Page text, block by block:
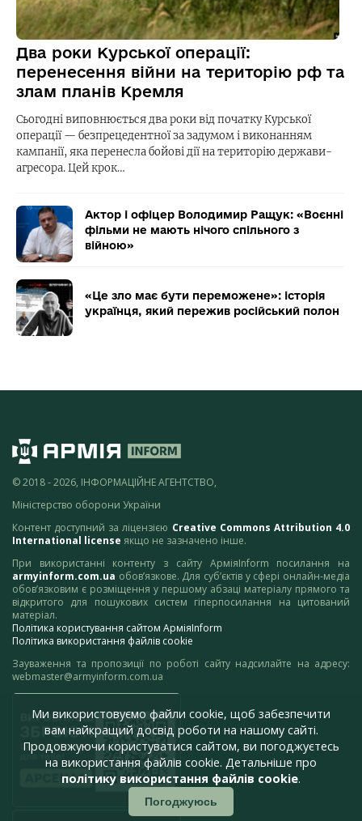
Два роки Курської операції:
перенесення війни на територію рф та
злам планів Кремля
Сьогодні виповнюється два роки від початку Курської
операції — безпрецедентної за задумом і виконанням
кампанії, яка перенесла бойові дії на територію держави-
агресора. Цей крок…
Актор і офіцер Володимир Ращук: «Воєнні
фільми не мають нічого спільного з
війною»
«Це зло має бути переможене»: історія
українця, який пережив російський полон
© 2018 - 2026, ІНФОРМАЦІЙНЕ АГЕНТСТВО,
Міністерство оборони України
Контент доступний за ліцензією Creative Commons Attribution 4.0
International license якщо не зазначено інше.
При використанні контенту з сайту АрміяInform посилання на
armyinform.com.ua обов’язкове. Для суб’єктів у сфері онлайн-медіа
обов’язковим є розміщення у першому абзаці матеріалу прямого та
відкритого для пошукових систем гіперпосилання на цитований
матеріал.
Політика користування сайтом АрміяInform
Політика використання файлів cookie
Зауваження та пропозиції по роботі сайту надсилайте на адресу:
webmaster@armyinform.com.ua
Ми використовуємо файли cookie, щоб забезпечити
вам найкращий досвід роботи на нашому сайті.
Продовжуючи користуватися сайтом, ви погоджуєтесь
на використання файлів cookie. Детальніше про
політику використання файлів cookie.
Погоджуюсь